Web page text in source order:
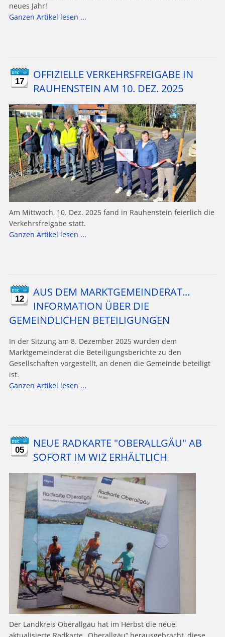
neues Jahr!
Ganzen Artikel lesen ...
17
OFFIZIELLE VERKEHRSFREIGABE IN
RAUHENSTEIN AM 10. DEZ. 2025
Am Mittwoch, 10. Dez. 2025 fand in Rauhenstein feierlich die
Verkehrsfreigabe statt.
Ganzen Artikel lesen ...
12
AUS DEM MARKTGEMEINDERAT...
INFORMATION ÜBER DIE
GEMEINDLICHEN BETEILIGUNGEN
In der Sitzung am 8. Dezember 2025 wurden dem
Marktgemeinderat die Beteiligungsberichte zu den
Gesellschaften vorgestellt, an denen die Gemeinde beteiligt
ist.
Ganzen Artikel lesen ...
05
NEUE RADKARTE "OBERALLGÄU" AB
SOFORT IM WIZ ERHÄLTLICH
Der Landkreis Oberallgäu hat im Herbst die neue,
aktualisierte Radkarte „Oberallgäu“ herausgebracht, diese